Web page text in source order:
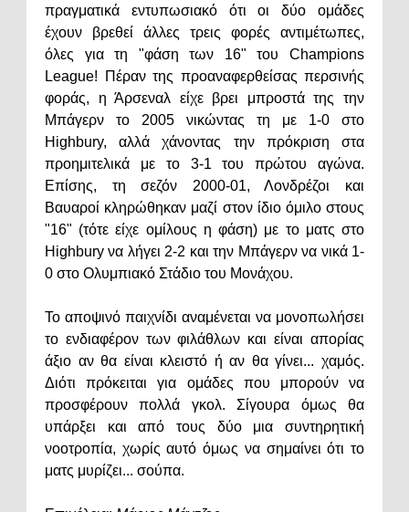
πραγματικά εντυπωσιακό ότι οι δύο ομάδες
έχουν βρεθεί άλλες τρεις φορές αντιμέτωπες,
όλες για τη "φάση των 16" του Champions
League! Πέραν της προαναφερθείσας περσινής
φοράς, η Άρσεναλ είχε βρει μπροστά της την
Μπάγερν το 2005 νικώντας τη με 1-0 στο
Highbury, αλλά χάνοντας την πρόκριση στα
προημιτελικά με το 3-1 του πρώτου αγώνα.
Επίσης, τη σεζόν 2000-01, Λονδρέζοι και
Βαυαροί κληρώθηκαν μαζί στον ίδιο όμιλο στους
"16" (τότε είχε ομίλους η φάση) με το ματς στο
Highbury να λήγει 2-2 και την Μπάγερν να νικά 1-
0 στο Ολυμπιακό Στάδιο του Μονάχου.
Το αποψινό παιχνίδι αναμένεται να μονοπωλήσει
το ενδιαφέρον των φιλάθλων και είναι απορίας
άξιο αν θα είναι κλειστό ή αν θα γίνει... χαμός.
Διότι πρόκειται για ομάδες που μπορούν να
προσφέρουν πολλά γκολ. Σίγουρα όμως θα
υπάρξει και από τους δύο μια συντηρητική
νοοτροπία, χωρίς αυτό όμως να σημαίνει ότι το
ματς μυρίζει... σούπα.